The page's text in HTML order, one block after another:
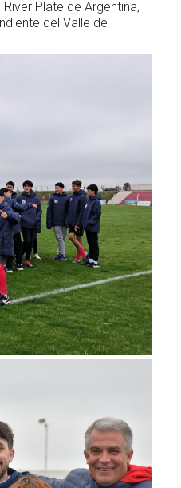
Plate de Argentina,
del Valle de